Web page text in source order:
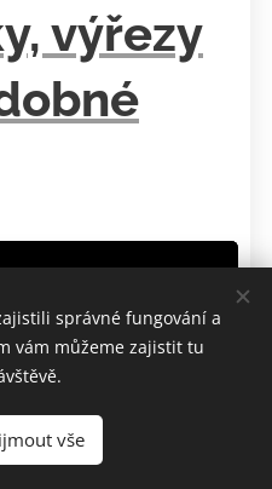
výřezy
správné fungování a
vám můžeme zajistit tu
vše